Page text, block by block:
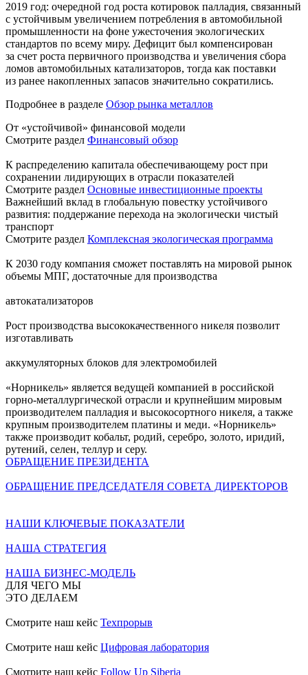
2019 год: очередной год роста котировок палладия, связанный
с устойчивым увеличением потребления в автомобильной
промышленности на фоне ужесточения экологических
стандартов по всему миру. Дефицит был компенсирован
за счет роста первичного производства и увеличения сбора
ломов автомобильных катализаторов, тогда как поставки
из ранее накопленных запасов значительно сократились.
Подробнее в разделе Обзор рынка металлов
От «устойчивой» финансовой модели
Смотрите раздел Финансовый обзор
К распределению капитала обеспечивающему рост при
сохранении лидирующих в отрасли показателей
Смотрите раздел Основные инвестиционные проекты
Важнейший вклад в глобальную повестку устойчивого
развития: поддержание перехода на экологически чистый
транспорт
Смотрите раздел Комплексная экологическая программа
К 2030 году компания сможет поставлять на мировой рынок
объемы МПГ, достаточные для производства
автокатализаторов
Рост производства высококачественного никеля позволит
изготавливать
аккумуляторных блоков для электромобилей
«Норникель» является ведущей компанией в российской
горно-металлургической отрасли и крупнейшим мировым
производителем палладия и высокосортного никеля, а также
крупным производителем платины и меди. «Норникель»
также производит кобальт, родий, серебро, золото, иридий,
рутений, селен, теллур и серу.
ОБРАЩЕНИЕ ПРЕЗИДЕНТА
ОБРАЩЕНИЕ ПРЕДСЕДАТЕЛЯ СОВЕТА ДИРЕКТОРОВ
НАШИ КЛЮЧЕВЫЕ ПОКАЗАТЕЛИ
НАША СТРАТЕГИЯ
НАША БИЗНЕС-МОДЕЛЬ
ДЛЯ ЧЕГО МЫ
ЭТО ДЕЛАЕМ
Смотрите наш кейс Техпрорыв
Смотрите наш кейс Цифровая лаборатория
Смотрите наш кейс Follow Up Siberia